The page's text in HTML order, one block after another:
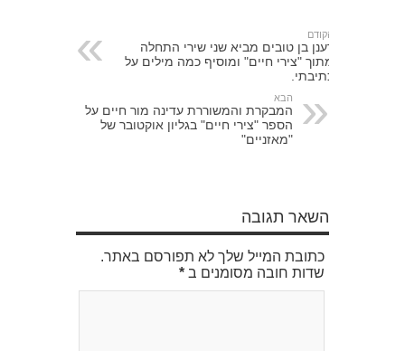
הקודם
רענן בן טובים מביא שני שירי התחלה
מתוך "צירי חיים" ומוסיף כמה מילים על
כתיבתי.
הבא
המבקרת והמשוררת עדינה מור חיים על
הספר "צירי חיים" בגליון אוקטובר של
"מאזניים"
השאר תגובה
כתובת המייל שלך לא תפורסם באתר.
שדות חובה מסומנים ב *